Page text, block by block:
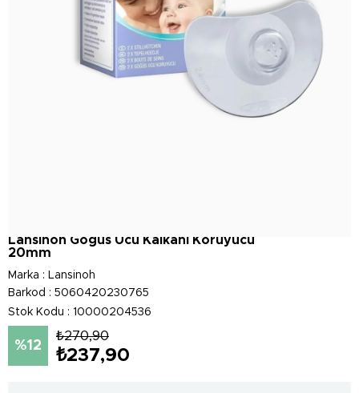
Lansinoh Göğüs Ucu Kalkanı Koruyucu
20mm
Marka : Lansinoh
Barkod : 5060420230765
Stok Kodu
10000204536
12
₺270,90
₺237,90